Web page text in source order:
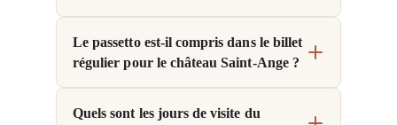
Le passetto est-il compris dans le billet
régulier pour le château Saint-Ange ?
Quels sont les jours de visite du